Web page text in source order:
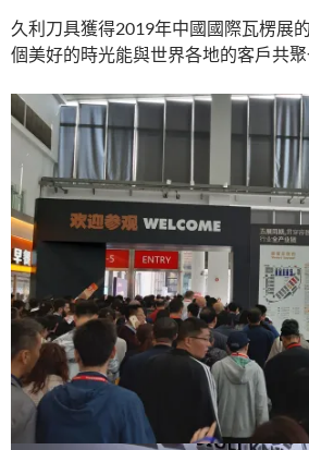
久利刀具獲得2019年中國國際瓦楞展
個美好的時光能與世界各地的客戶共聚